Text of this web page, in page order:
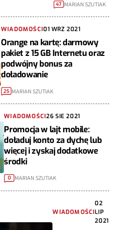
47 MARIAN SZUTIAK
WIADOMOŚCI01 WRZ 2021
Orange na kartę: darmowy
pakiet z 15 GB Internetu oraz
podwójny bonus za
doładowanie
25 MARIAN SZUTIAK
WIADOMOŚCI26 SIE 2021
Promocja w lajt mobile:
doładuj konto za dychę lub
więcej i zyskaj dodatkowe
środki
0 MARIAN SZUTIAK
WIADOMOŚCI
02
LIP
2021